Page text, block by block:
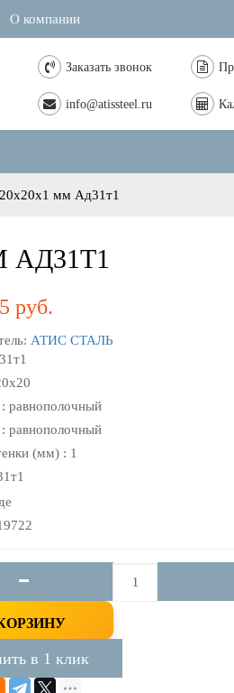
О компании
Заказать звонок
info@atissteel.ru
мм Ад31т1
руб.
АТИС СТАЛЬ
равнополочный
равнополочный
(мм) : 1
в 1 клик